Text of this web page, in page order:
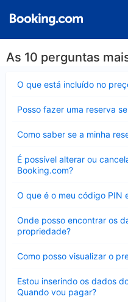
As 10 perguntas
O que está incluído no
Posso fazer uma reserva
Como saber se a minha
É possível alterar ou
Booking.com?
Contraído
O que é o meu código PIN
Onde posso encontrar os
propriedade?
Como posso visualizar o
Estou inserindo os dados
Quando vou pagar?